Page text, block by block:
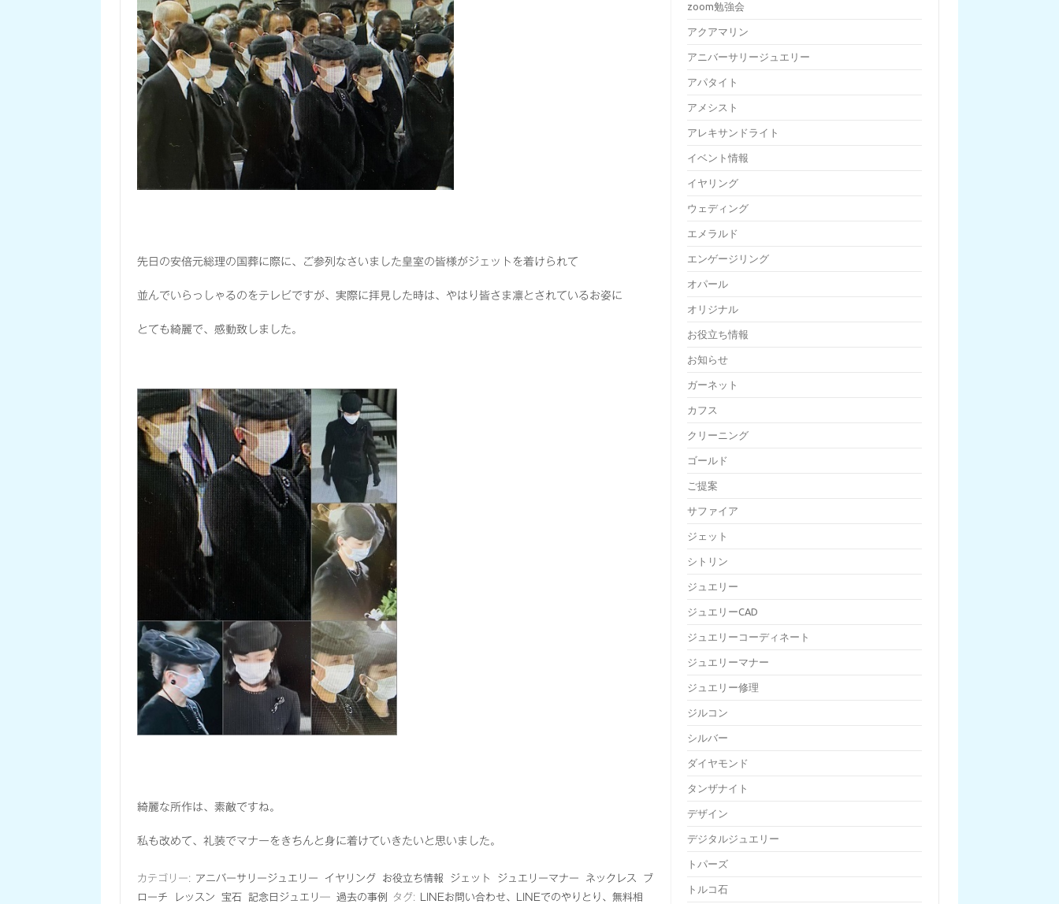
先日の安倍元総理の国葬に際に、ご参列なさいました皇室の皆様がジェットを着けられて
並んでいらっしゃるのをテレビですが、実際に拝見した時は、やはり皆さま凛とされているお姿に
とても綺麗で、感動致しました。
綺麗な所作は、素敵ですね。
私も改めて、礼装でマナーをきちんと身に着けていきたいと思いました。
カテゴリー: アニバーサリージュエリー イヤリング お役立ち情報 ジェット ジュエリーマナー ネックレス
ブ
ローチ
レッスン 宝石 記念日ジュエリ― 過去の事例 タグ:
LINEお問い合わせ、LINEでのやりとり、無料相
zoom勉強会
アクアマリン
アニバーサリージュエリー
アパタイト
アメシスト
アレキサンドライト
イベント情報
イヤリング
ウェディング
エメラルド
エンゲージリング
オパール
オリジナル
お役立ち情報
お知らせ
ガーネット
カフス
クリーニング
ゴールド
ご提案
サファイア
ジェット
シトリン
ジュエリー
ジュエリーCAD
ジュエリーコーディネート
ジュエリーマナー
ジュエリー修理
ジルコン
シルバー
ダイヤモンド
タンザナイト
デザイン
デジタルジュエリー
トパーズ
トルコ石